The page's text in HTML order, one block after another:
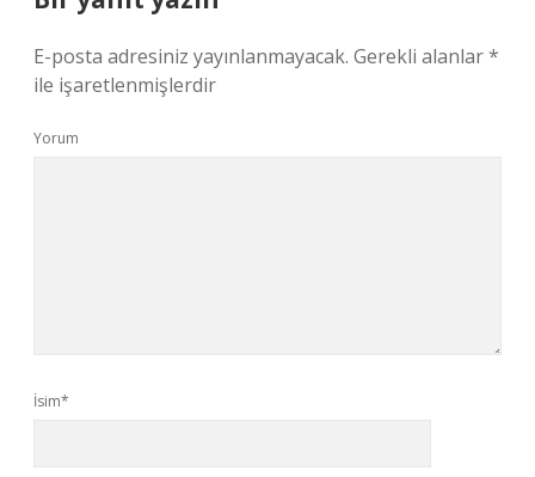
E-posta adresiniz yayınlanmayacak. Gerekli alanlar*
ile işaretlenmişlerdir
Yorum
İsim*